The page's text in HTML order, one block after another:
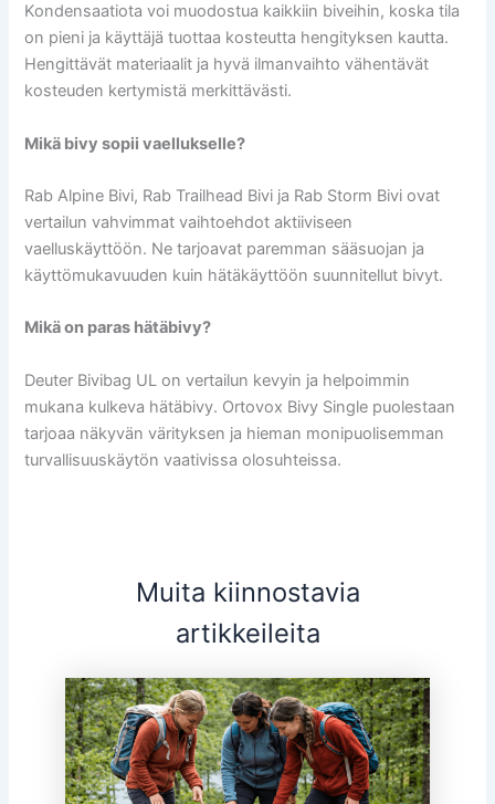
Kondensaatiota voi muodostua kaikkiin biveihin, koska tila
on pieni ja käyttäjä tuottaa kosteutta hengityksen kautta.
Hengittävät materiaalit ja hyvä ilmanvaihto vähentävät
kosteuden kertymistä merkittävästi.
Mikä bivy sopii vaellukselle?
Rab Alpine Bivi, Rab Trailhead Bivi ja Rab Storm Bivi ovat
vertailun vahvimmat vaihtoehdot aktiiviseen
vaelluskäyttöön. Ne tarjoavat paremman sääsuojan ja
käyttömukavuuden kuin hätäkäyttöön suunnitellut bivyt.
Mikä on paras hätäbivy?
Deuter Bivibag UL on vertailun kevyin ja helpoimmin
mukana kulkeva hätäbivy. Ortovox Bivy Single puolestaan
tarjoaa näkyvän värityksen ja hieman monipuolisemman
turvallisuuskäytön vaativissa olosuhteissa.
Muita kiinnostavia
artikkeileita